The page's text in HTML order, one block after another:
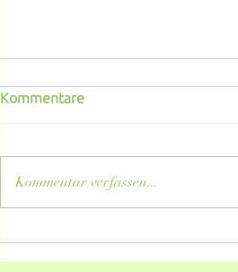
Kommentare
Kommentar verfassen...